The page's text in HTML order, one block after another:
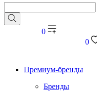
0
0
Премиум-бренды
Бренды